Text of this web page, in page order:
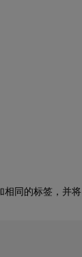
相同的标签，并将